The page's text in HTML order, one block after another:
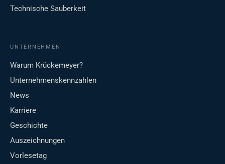
Technische Sauberkeit
UNTERNEHMEN
Warum Krückemeyer?
Unternehmenskennzahlen
News
Karriere
Geschichte
Auszeichnungen
Vorlesetag